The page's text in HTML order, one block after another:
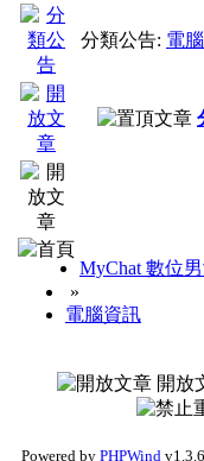
分類公告: 電
MyChat 數位
»
電腦資訊
開放
Powered by PHPWind v1.3.6